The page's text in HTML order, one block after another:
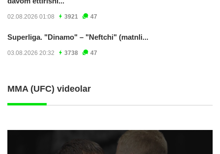
02.08.2026 01:08 3921 47
Superliga. "Dinamo" – "Neftchi" (matnli...
03.08.2026 20:32 3738 47
MMA (UFC) videolar